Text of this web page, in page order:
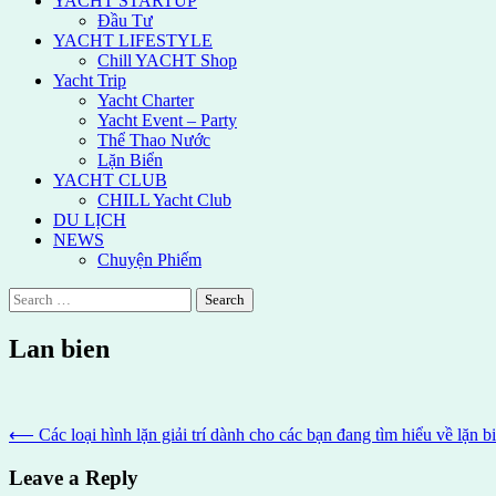
Đầu Tư
YACHT LIFESTYLE
Chill YACHT Shop
Yacht Trip
Yacht Charter
Yacht Event – Party
Thể Thao Nước
Lặn Biển
YACHT CLUB
CHILL Yacht Club
DU LỊCH
NEWS
Chuyện Phiếm
Search
for:
Lan bien
Post
navigation
⟵ Các loại hình lặn giải trí dành cho các bạn đang tìm hiểu về lặn
Leave a Reply